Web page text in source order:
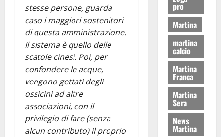
stesse persone, guarda
caso i maggiori sostenitori
di questa amministrazione.
Il sistema è quello delle
scatole cinesi. Poi, per
confondere le acque,
vengono gettati degli
ossicini ad altre
associazioni, con il
privilegio di fare (senza
alcun contributo) il proprio
pro
Martina
martina
calcio
Martina
Franca
Martina
Sera
News
Martina